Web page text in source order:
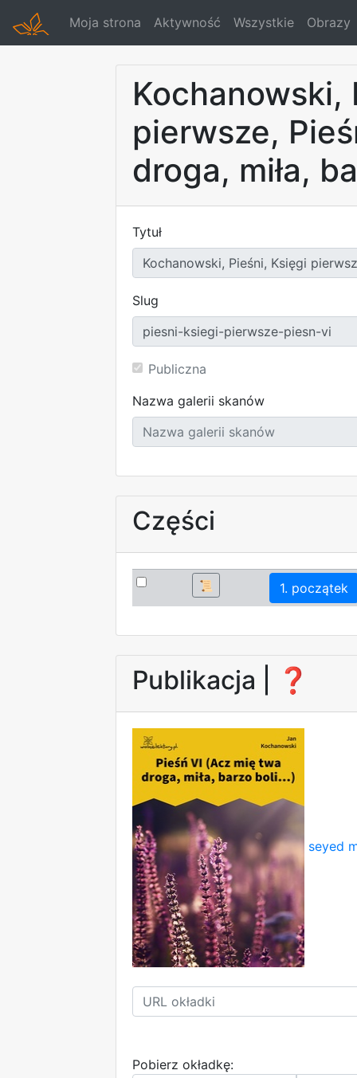
Moja strona Aktywność Wszystkie Obrazy
Kochanowski,
pierwsze,
droga, miła,
Tytuł
Slug
Publiczna
Nazwa galerii skanów
Części
📜 1. początek
Publikacja | ❓
seyed
Pobierz okładkę: